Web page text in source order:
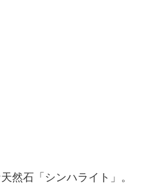
然石「シンハライト」。